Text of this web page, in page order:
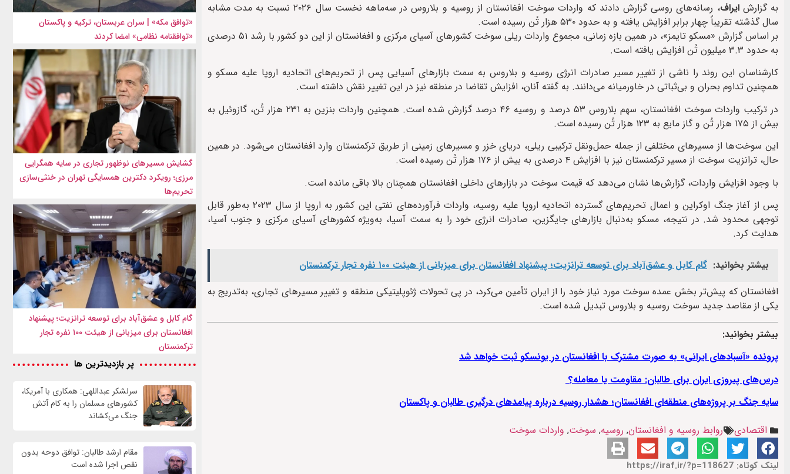
به گزارشایراف
، رسانه‌های روسی گزارش دادند که واردات سوخت افغانستان از روسیه و بلاروس در سه‌ماهه نخست سال ۲۰۲۶ نسبت به مدت مشابه
سال گذشته تقریباً چهار برابر افزایش یافته و به حدود ۵۳۰ هزار تُن رسیده است.
بر اساس گزارش «مسکو تایمز»، در همین بازه زمانی، مجموع واردات ریلی سوخت کشورهای آسیای مرکزی و افغانستان از این دو کشور با رشد ۵۱ درصدی
به حدود ۳.۳ میلیون تُن افزایش یافته است.
کارشناسان این روند را ناشی از تغییر مسیر صادرات انرژی روسیه و بلاروس به سمت بازارهای آسیایی پس از تحریم‌های اتحادیه اروپا علیه مسکو و
همچنین تداوم بحران و بی‌ثباتی در خاورمیانه می‌دانند. به گفته آنان، افزایش تقاضا در منطقه نیز در این تغییر نقش داشته است.
در ترکیب واردات سوخت افغانستان، سهم بلاروس ۵۳ درصد و روسیه ۴۶ درصد گزارش شده است. همچنین واردات بنزین به ۲۳۱ هزار تُن، گازوئیل به
بیش از ۱۷۵ هزار تُن و گاز مایع به ۱۲۳ هزار تُن رسیده است.
این سوخت‌ها از مسیرهای مختلفی از جمله حمل‌ونقل ترکیبی ریلی، دریای خزر و مسیرهای زمینی از طریق ترکمنستان وارد افغانستان می‌شود. در همین
حال، ترانزیت سوخت از مسیر ترکمنستان نیز با افزایش ۴ درصدی به بیش از ۱۷۶ هزار تُن رسیده است.
با وجود افزایش واردات، گزارش‌ها نشان می‌دهد که قیمت سوخت در بازارهای داخلی افغانستان همچنان بالا باقی مانده است.
پس از آغاز جنگ اوکراین و اعمال تحریم‌های گسترده اتحادیه اروپا علیه روسیه، واردات فرآورده‌های نفتی این کشور به اروپا از سال ۲۰۲۳ به‌طور قابل
توجهی محدود شد. در نتیجه، مسکو به‌دنبال بازارهای جایگزین، صادرات انرژی خود را به سمت آسیا، به‌ویژه کشورهای آسیای مرکزی و جنوب آسیا،
هدایت کرد.
بیشتر بخوانید: گام کابل و عشق‌آباد برای توسعه ترانزیت؛ پیشنهاد افغانستان برای میزبانی از هیئت ۱۰۰ نفره تجار ترکمنستان
افغانستان که پیش‌تر بخش عمده سوخت مورد نیاز خود را از ایران تأمین می‌کرد، در پی تحولات ژئوپلیتیکی منطقه و تغییر مسیرهای تجاری، به‌تدریج به
یکی از مقاصد جدید سوخت روسیه و بلاروس تبدیل شده است.
بیشتر بخوانید:
پرونده «آسبادهای ایرانی» به صورت مشترک با افغانستان در یونسکو ثبت خواهد شد
درس‌های پیروزی ایران برای طالبان: مقاومت یا معامله؟
سایه جنگ بر پروژه‌های منطقه‌ای افغانستان؛ هشدار روسیه درباره پیامدهای درگیری طالبان و پاکستان
اقتصادی
روابط روسیه و افغانستان, روسیه, سوخت, واردات سوخت
لینک کوتاه: https://iraf.ir/?p=118627
«توافق مکه» | سران عربستان، ترکیه و پاکستان
«توافقنامه نظامی» امضا کردند
گشایش مسیرهای نوظهور تجاری در سایه همگرایی
مرزی؛ رویکرد دکترین همسایگی تهران در خنثی‌سازی
تحریم‌ها
گام کابل و عشق‌آباد برای توسعه ترانزیت؛ پیشنهاد
افغانستان برای میزبانی از هیئت ۱۰۰ نفره تجار
ترکمنستان
پر بازدیدترین ها
سرلشکر عبداللهی: همکاری با آمریکا،
کشورهای مسلمان را به کام آتش
جنگ می‌کشاند
مقام ارشد طالبان: توافق دوحه بدون
نقص اجرا شده است